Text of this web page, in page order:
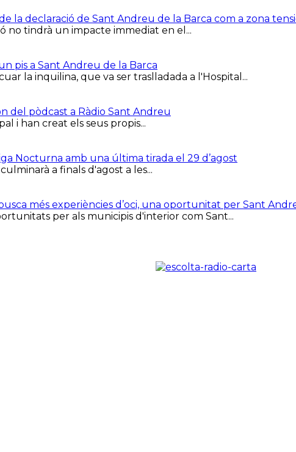
la declaració de Sant Andreu de la Barca com a zona
no tindrà un impacte immediat en el...
pis a Sant Andreu de la Barca
la inquilina, que va ser traslladada a l'Hospital...
del pòdcast a Ràdio Sant Andreu
i han creat els seus propis...
Nocturna amb una última tirada el 29 d’agost
a finals d'agost a les...
més experiències d’oci, una oportunitat per Sant
per als municipis d'interior com Sant...